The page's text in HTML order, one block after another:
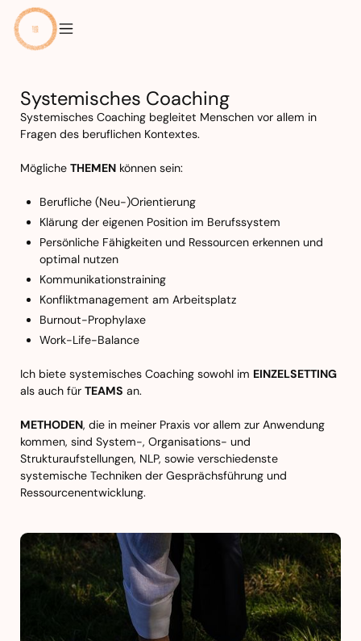
Systemisches Coaching
Systemisches Coaching begleitet Menschen vor allem in
Fragen des beruflichen Kontextes.
MöglicheTHEMEN können sein:
Berufliche (Neu-)Orientierung
Klärung der eigenen Position im Berufssystem
Persönliche Fähigkeiten und Ressourcen erkennen und
optimal nutzen
Kommunikationstraining
Konfliktmanagement am Arbeitsplatz
Burnout-Prophylaxe
Work-Life-Balance
Ich biete systemisches Coaching sowohl im EINZELSETTING
als auch fürTEAMS an.
METHODEN, die in meiner Praxis vor allem zur Anwendung
kommen, sind System-, Organisations- und
Strukturaufstellungen, NLP, sowie verschiedenste
systemische Techniken der Gesprächsführung und
Ressourcenentwicklung.